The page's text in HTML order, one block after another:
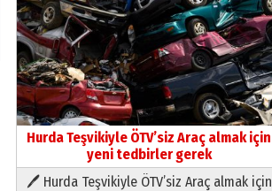
Hurda Teşvikiyle ÖTV’siz Araç almak için
yeni tedbirler gerek
🖊 Hurda Teşvikiyle ÖTV’siz Araç almak için